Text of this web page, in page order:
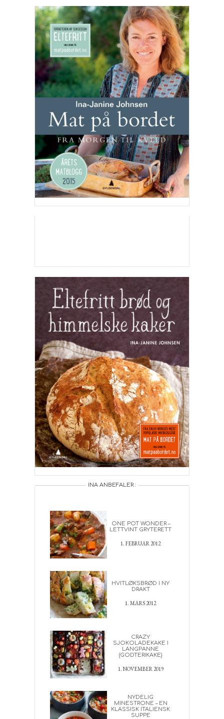
INA ANBEFALER :
ONE POT WONDER –
LETTVINT GRYTERETT
1. FEBRUAR 2012
HVITLØKSBRØD I NY
DRAKT
1. MARS 2012
CRAZY
SJOKOLADEKAKE I
LANGPANNE
(GODTERIKAKE)
1. NOVEMBER 2019
NYDELIG
MINESTRONE – EN
KLASSISK ITALIENSK
SUPPE